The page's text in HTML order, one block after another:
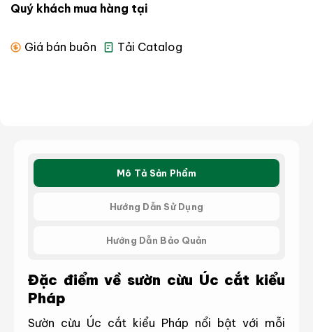
Quý khách mua hàng tại
Giá bán buôn Tải Catalog
Mô Tả Sản Phẩm
Hướng Dẫn Sử Dụng
Hướng Dẫn Bảo Quản
Đặc điểm về sườn cừu Úc cắt kiểu
Pháp
Sườn cừu Úc cắt kiểu Pháp nổi bật với mỗi